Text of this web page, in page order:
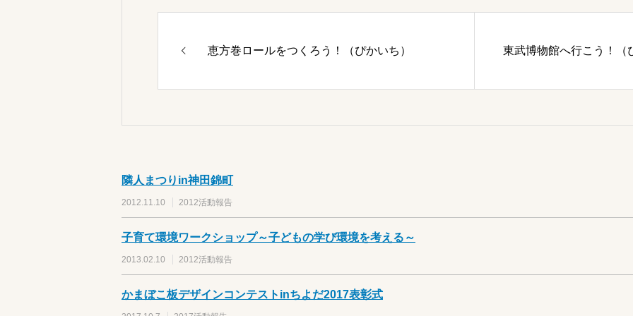
恵方巻ロールをつくろう！（ぴかいち） 東武博物館へ行こう！（
隣人まつりin神田錦町
2012.11.10 2012活動報告
子育て環境ワークショップ～子どもの学び環境を考える～
2013.02.10 2012活動報告
かまぼこ板デザインコンテストinちよだ2017表彰式